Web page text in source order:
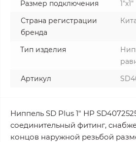
Размер подключения
1"x1"
Страна регистрации
бренда
Тип изделия
Артикул
Ниппель SD Plus 1" НР
соединительный фитинг,
концов наружной резьбой